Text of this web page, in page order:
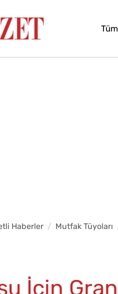
Haberler Mutfak Tüyoları
İçin